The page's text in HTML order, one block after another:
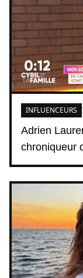
Adrien
chroniqueur
INFLUENCEURS